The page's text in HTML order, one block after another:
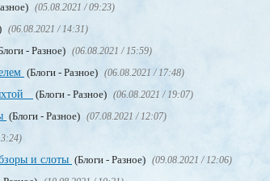
(05.08.2021 / 09:23)
(06.08.2021 / 14:31)
- Разное) (06.08.2021 / 15:59)
(Блоги - Разное) (06.08.2021 / 17:48)
(Блоги - Разное) (06.08.2021 / 19:07)
(Блоги - Разное) (07.08.2021 / 12:07)
и слоты (Блоги - Разное) (09.08.2021 / 12:06)